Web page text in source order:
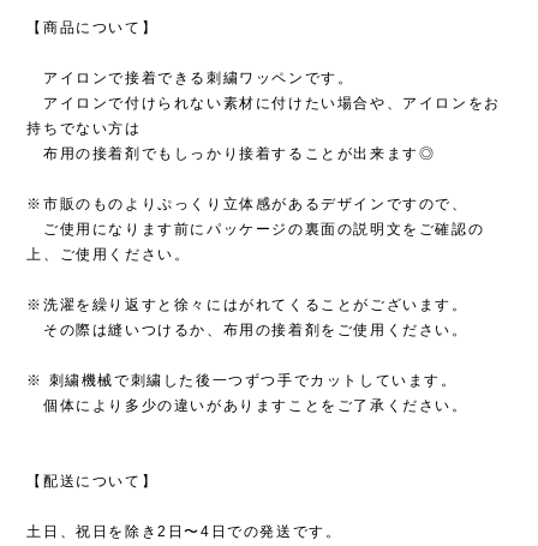
【商品について】
アイロンで接着できる刺繍ワッペンです。
アイロンで付けられない素材に付けたい場合や、アイロンをお
持ちでない方は
布用の接着剤でもしっかり接着することが出来ます◎
※市販のものよりぷっくり立体感があるデザインですので、
ご使用になります前にパッケージの裏面の説明文をご確認の
上、ご使用ください。
※洗濯を繰り返すと徐々にはがれてくることがございます。
その際は縫いつけるか、布用の接着剤をご使用ください。
※ 刺繍機械で刺繍した後一つずつ手でカットしています。
個体により多少の違いがありますことをご了承ください。
【配送について】
土日、祝日を除き2日〜4日での発送です。